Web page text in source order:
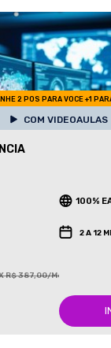
2 POS PARA VOCE +1
COM VIDEOAULAS
100%
2 A 12
R$ 387,00/Mês